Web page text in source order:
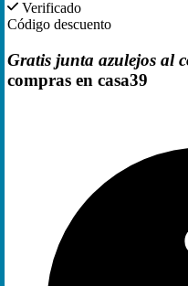
Verificado
Código descuento
Gratis junta azulejos al
compras en casa39